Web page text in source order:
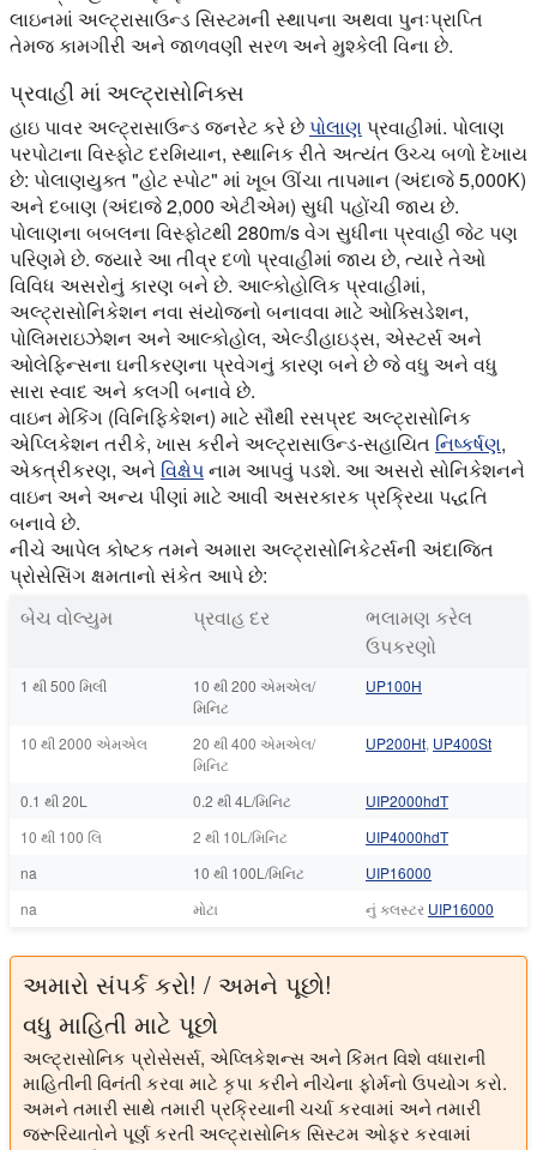
લાઇનમાં અલ્ટ્રાસાઉન્ડ સિસ્ટમની સ્થાપના અથવા પુનઃપ્રાપ્તિ
તેમજ કામગીરી અને જાળવણી સરળ અને મુશ્કેલી વિના છે.
પ્રવાહી માં અલ્ટ્રાસોનિક્સ
હાઇ પાવર અલ્ટ્રાસાઉન્ડ જનરેટ કરે છેપોલાણપ્રવાહીમાં. પોલાણ
પરપોટાના વિસ્ફોટ દરમિયાન, સ્થાનિક રીતે અત્યંત ઉચ્ચ બળો દેખાય
છે: પોલાણયુક્ત "હોટ સ્પોટ" માં ખૂબ ઊંચા તાપમાન (અંદાજે 5,000K)
અને દબાણ (અંદાજે 2,000 એટીએમ) સુધી પહોંચી જાય છે.
પોલાણના બબલના વિસ્ફોટથી 280m/s વેગ સુધીના પ્રવાહી જેટ પણ
પરિણમે છે. જ્યારે આ તીવ્ર દળો પ્રવાહીમાં જાય છે, ત્યારે તેઓ
વિવિધ અસરોનું કારણ બને છે. આલ્કોહોલિક પ્રવાહીમાં,
અલ્ટ્રાસોનિકેશન નવા સંયોજનો બનાવવા માટે ઓક્સિડેશન,
પોલિમરાઇઝેશન અને આલ્કોહોલ, એલ્ડીહાઇડ્સ, એસ્ટર્સ અને
ઓલેફિન્સના ઘનીકરણના પ્રવેગનું કારણ બને છે જે વધુ અને વધુ
સારા સ્વાદ અને કલગી બનાવે છે.
વાઇન મેકિંગ (વિનિફિકેશન) માટે સૌથી રસપ્રદ અલ્ટ્રાસોનિક
એપ્લિકેશન તરીકે, ખાસ કરીને અલ્ટ્રાસાઉન્ડ-સહાયિત નિષ્કર્ષણ,
એકત્રીકરણ, અને વિક્ષેપનામ આપવું પડશે. આ અસરો સોનિકેશનને
વાઇન અને અન્ય પીણાં માટે આવી અસરકારક પ્રક્રિયા પદ્ધતિ
બનાવે છે.
નીચે આપેલ કોષ્ટક તમને અમારા અલ્ટ્રાસોનિકેટર્સની અંદાજિત
પ્રોસેસિંગ ક્ષમતાનો સંકેત આપે છે:
બેચ વોલ્યુમ
પ્રવાહ દર
ભલામણ કરેલ
ઉપકરણો
1 થી 500 મિલી
10 થી 200 એમએલ/
મિનિટ
UP100H
10 થી 2000 એમએલ
20 થી 400 એમએલ/
મિનિટ
UP200Ht, UP400St
0.1 થી 20L 0.2 થી 4L/મિનિટ
UIP2000hdT
10 થી 100 લિ
2 થી 10L/મિનિટ
UIP4000hdT
na
10 થી 100L/મિનિટ
UIP16000
na
મોટા નું ક્લસ્ટર UIP16000
અમારો સંપર્ક કરો! / અમને પૂછો!
વધુ માહિતી માટે પૂછો
અલ્ટ્રાસોનિક પ્રોસેસર્સ, એપ્લિકેશન્સ અને કિંમત વિશે વધારાની
માહિતીની વિનંતી કરવા માટે કૃપા કરીને નીચેના ફોર્મનો ઉપયોગ કરો.
અમને તમારી સાથે તમારી પ્રક્રિયાની ચર્ચા કરવામાં અને તમારી
જરૂરિયાતોને પૂર્ણ કરતી અલ્ટ્રાસોનિક સિસ્ટમ ઓફર કરવામાં